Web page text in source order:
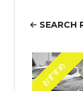
SEARCH
おすすめ